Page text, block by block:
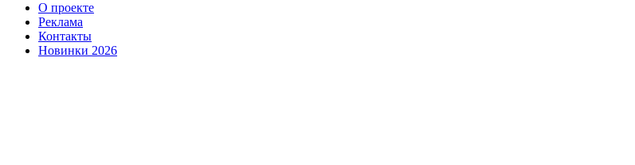
О проекте
Реклама
Контакты
Новинки 2026